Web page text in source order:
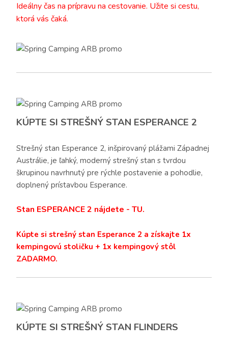
Ideálny čas na prípravu na cestovanie. Užite si cestu,
ktorá vás čaká.
KÚPTE SI STREŠNÝ STAN ESPERANCE 2
Strešný stan Esperance 2, inšpirovaný plážami Západnej
Austrálie, je ľahký, moderný strešný stan s tvrdou
škrupinou navrhnutý pre rýchle postavenie a pohodlie,
doplnený prístavbou Esperance.
Stan ESPERANCE 2 nájdete - TU.
Kúpte si strešný stan Esperance 2 a získajte 1x
kempingovú stoličku + 1x kempingový stôl
ZADARMO.
KÚPTE SI STREŠNÝ STAN FLINDERS